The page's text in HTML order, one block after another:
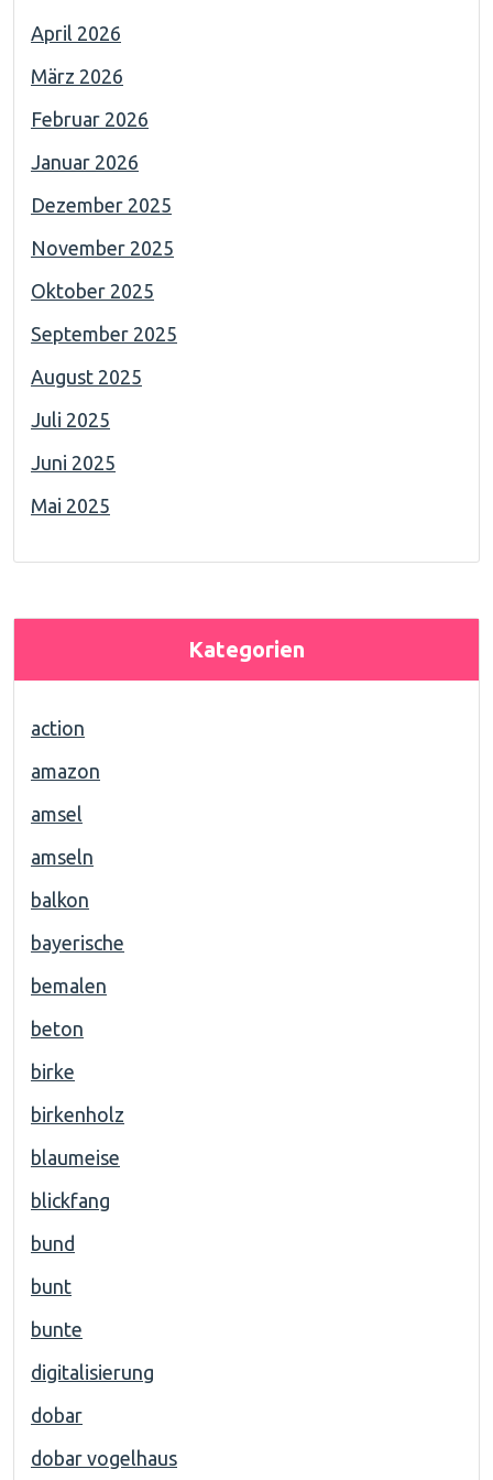
April 2026
März 2026
Februar 2026
Januar 2026
Dezember 2025
November 2025
Oktober 2025
September 2025
August 2025
Juli 2025
Juni 2025
Mai 2025
Kategorien
action
amazon
amsel
amseln
balkon
bayerische
bemalen
beton
birke
birkenholz
blaumeise
blickfang
bund
bunt
bunte
digitalisierung
dobar
dobar vogelhaus